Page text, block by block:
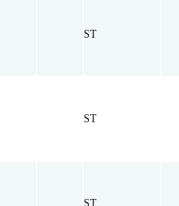
ST
ST
ST